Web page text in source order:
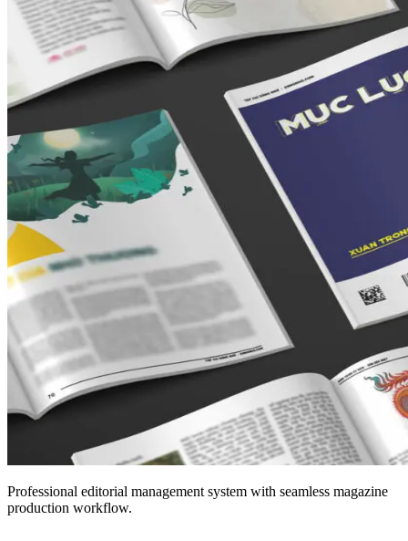
Professional editorial management system with seamless magazine
production workflow.